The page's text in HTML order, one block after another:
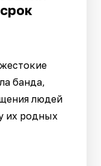
банда,
людей
их родных